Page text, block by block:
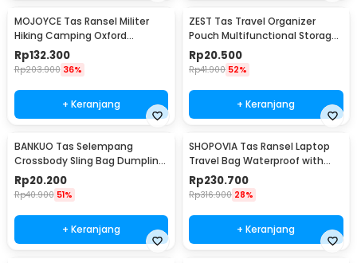
MOJOYCE Tas Ransel Militer
Hiking Camping Oxford
Waterproof 80L - GC62
Rp132.300
Rp203.900 36%
+ Keranjang
ZEST Tas Travel Organizer
Pouch Multifunctional Storage
Electronic Bag - BM012N1019
Rp20.500
Rp41.900 52%
+ Keranjang
BANKUO Tas Selempang
Crossbody Sling Bag Dumpling
Adjustable Strap - BK22
Rp20.200
Rp40.900 51%
+ Keranjang
SHOPOVIA Tas Ransel Laptop
Travel Bag Waterproof with
USB Port 35L - KC14
Rp230.700
Rp316.900 28%
+ Keranjang